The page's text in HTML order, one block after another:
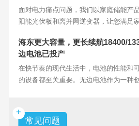
面对电力痛点问题，我们以家庭储能产
阳能光伏板和离并网逆变器，让您满足
海东更大容量，更长续航18400/
边电池已投产
在快节奏的现代生活中，电池的性能和
的设备都至关重要。无边电池作为一种
+
常见问题